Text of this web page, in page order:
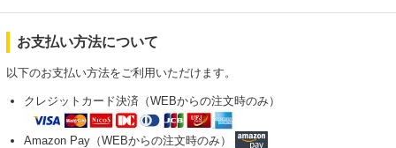
お支払い方法について
以下のお支払い方法をご利用いただけます。
クレジットカード決済（WEBからの注文時のみ）
Amazon Pay（WEBからの注文時のみ）